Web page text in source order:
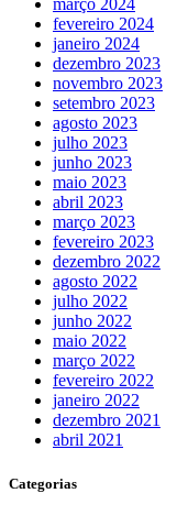
março 2024
fevereiro 2024
janeiro 2024
dezembro 2023
novembro 2023
setembro 2023
agosto 2023
julho 2023
junho 2023
maio 2023
abril 2023
março 2023
fevereiro 2023
dezembro 2022
agosto 2022
julho 2022
junho 2022
maio 2022
março 2022
fevereiro 2022
janeiro 2022
dezembro 2021
abril 2021
Categorias